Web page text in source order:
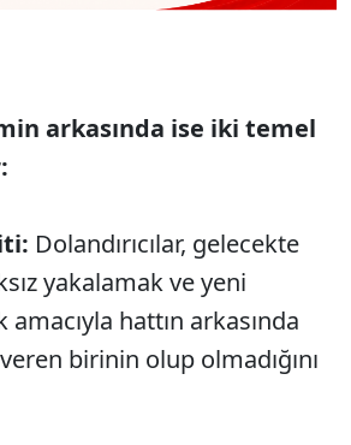
arkasında ise iki temel
Dolandırıcılar, gelecekte
yakalamak ve yeni
hattın arkasında
birinin olup olmadığını